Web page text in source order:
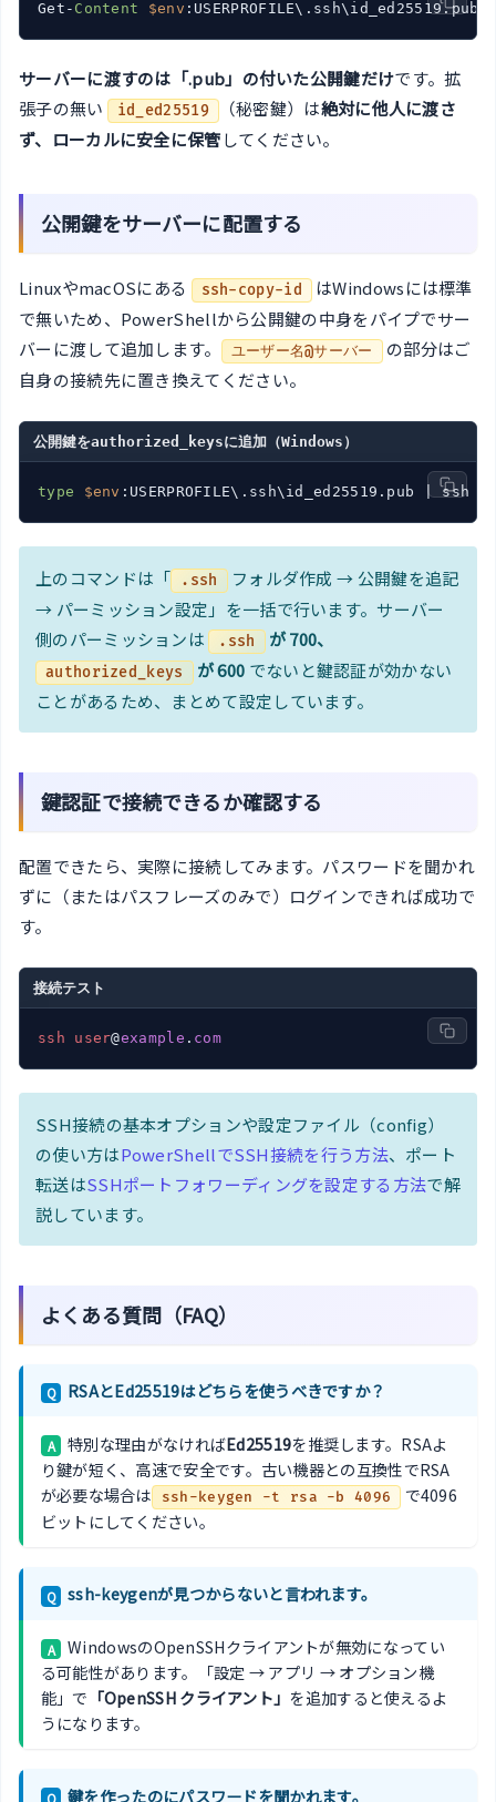
Get- Content $env
サーバーに渡すのは「.pub」の付いた公開鍵だけです。拡
張子の無い
id_ed25519 （秘密鍵）は絶対に他人に渡さ
ず、ローカルに安全に保管してください。
公開鍵をサーバーに配置する
LinuxやmacOSにある ssh-copy-id
はWindowsには標準
で無いため、PowerShellから公開鍵の中身をパイプでサー
バーに渡して追加します。
ユーザー名@サーバー
の部分はご
自身の接続先に置き換えてください。
公開鍵をauthorized_keysに追加（Windows）
type $env :USERPROFILE\.ssh\id_ed25519.pub | ssh
上のコマンドは「 .ssh
フォルダ作成 → 公開鍵を追記
→ パーミッション設定」を一括で行います。サーバー
側のパーミッションは
.ssh が 700、
authorized_keys が 600 でないと鍵認証が効かない
ことがあるため、まとめて設定しています。
鍵認証で接続できるか確認する
配置できたら、実際に接続してみます。パスワードを聞かれ
ずに（またはパスフレーズのみで）ログインできれば成功で
す。
接続テスト
ssh user@example . com
SSH接続の基本オプションや設定ファイル（config）
の使い方はPowerShellでSSH接続を行う方法、ポート
転送はSSHポートフォワーディングを設定する方法で解
説しています。
よくある質問（FAQ）
Q RSAとEd25519はどちらを使うべきですか？
A 特別な理由がなければEd25519を推奨します。RSAよ
り鍵が短く、高速で安全です。古い機器との互換性でRSA
が必要な場合は
ssh-keygen -t rsa -b 4096
で4096
ビットにしてください。
Q ssh-keygenが見つからないと言われます。
A
WindowsのOpenSSHクライアントが無効になってい
る可能性があります。「設定 → アプリ → オプション機
能」で 「OpenSSH クライアント」 を追加すると使えるよ
うになります。
鍵を作ったのにパスワードを聞かれます。